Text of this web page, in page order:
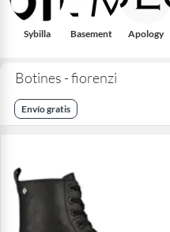
Sybilla Basement Apology
Botines - fiorenzi
Envío gratis